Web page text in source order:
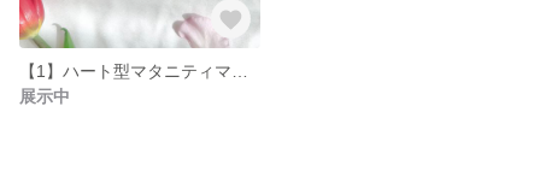
展示中